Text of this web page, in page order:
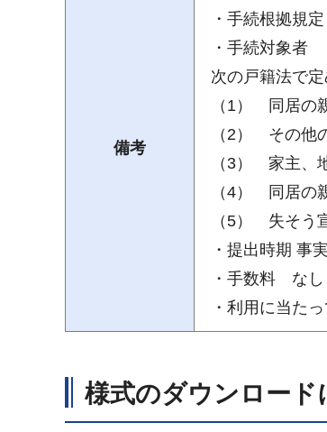
備考
・手続根拠規
・手続対象者
次の戸籍法で
（1） 同居の
（2） その他
（3） 家主、
（4） 同居の
（5） 失そう
・提出時期 事
・手数料 なし
・利用に当た
様式のダウンロード